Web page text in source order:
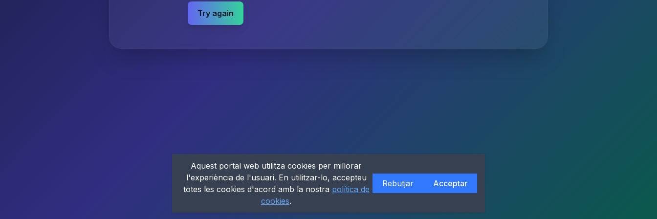
Try again
Aquest portal web utilitza cookies per millorar
l'experiència de l'usuari. En utilitzar-lo, accepteu
totes les cookies d'acord amb la nostra política de
cookies.
Rebutjar Acceptar